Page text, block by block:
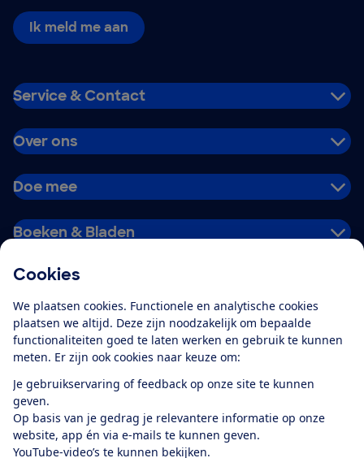
Cookies
We plaatsen cookies. Functionele en analytische cookies
plaatsen we altijd. Deze zijn noodzakelijk om bepaalde
functionaliteiten goed te laten werken en gebruik te kunnen
meten. Er zijn ook cookies naar keuze om:
Je gebruikservaring of feedback op onze site te kunnen
geven.
Op basis van je gedrag je relevantere informatie op onze
website, app én via e-mails te kunnen geven.
YouTube-video’s te kunnen bekijken.
Ik meld me aan
Service & Contact
Over ons
Doe mee
Boeken & Bladen
Alles over de
app
Algemene Voorwaarden
Privacyverklaring